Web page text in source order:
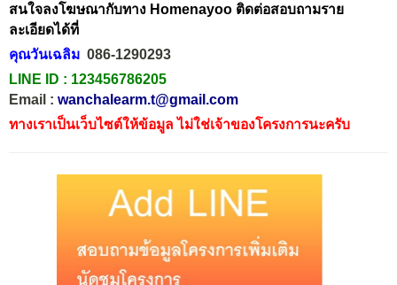
สนใจลงโฆษณากับทาง Homenayoo ติดต่อสอบถามราย
ละเอียดได้ที่
คุณวันเฉลิม 086-1290293
LINE ID : 123456786205
Email : wanchalearm.t@gmail.com
ทางเราเป็นเว็บไซต์ให้ข้อมูล ไม่ใช่เจ้าของโครงการนะครับ